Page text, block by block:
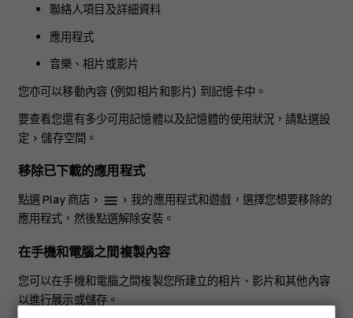
聯絡人項目及詳細資料
應用程式
音樂、相片或影片
您亦可以移動內容 (例如相片和影片) 到記憶卡中。
要查看您還有多少可用記憶體以及記憶體的使用狀況，請點選設
定 >儲存空間 。
移除已下載的應用程式
點選Play 商店 > menu > 我的應用程式和遊戲 ，選擇您想要移除的
應用程式，然後點選解除安裝。
在手機和電腦之間複製內容
您可以在手機和電腦之間複製您所建立的相片、影片和其他內容
以進行展示或儲存。